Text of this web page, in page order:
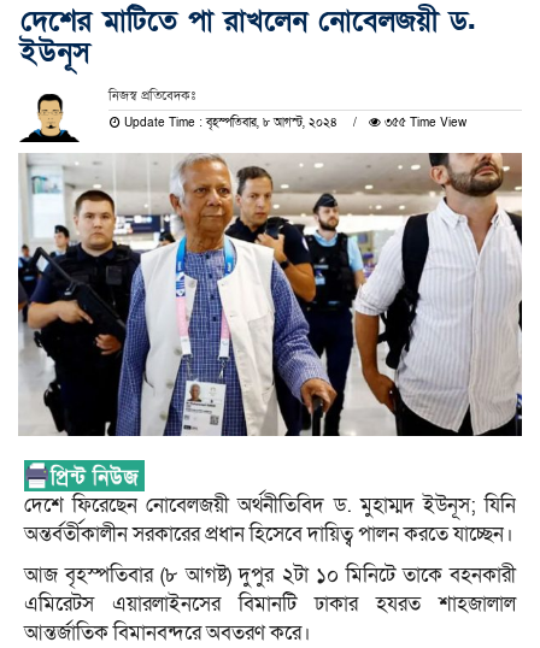
দেশের মাটিতে পা রাখলেন নোবেলজয়ী ড.
ইউনূস
নিজস্ব প্রতিবেদকঃ
Update Time : বৃহস্পতিবার, ৮ আগস্ট, ২০২৪ ৩৫৫ Time View
দেশে ফিরেছেন নোবেলজয়ী অর্থনীতিবিদ ড. মুহাম্মদ ইউনূস; যিনি
অন্তর্বর্তীকালীন সরকারের প্রধান হিসেবে দায়িত্ব পালন করতে যাচ্ছেন।
আজ বৃহস্পতিবার (৮ আগষ্ট) দুপুর ২টা ১০ মিনিটে তাকে বহনকারী
এমিরেটস এয়ারলাইনসের বিমানটি ঢাকার হযরত শাহজালাল
আন্তর্জাতিক বিমানবন্দরে অবতরণ করে।